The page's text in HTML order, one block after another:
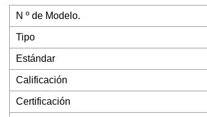
N º de Modelo.
Tipo
Estándar
Calificación
Certificación